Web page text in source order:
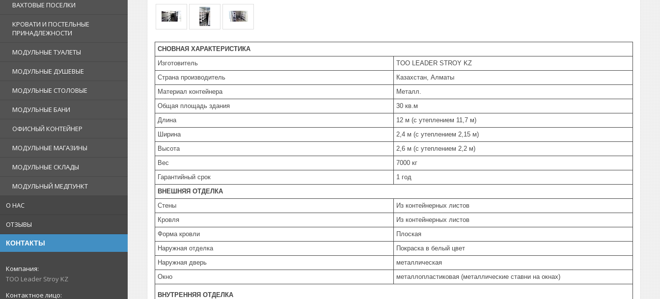
ВАХТОВЫЕ ПОСЕЛКИ
КРОВАТИ И ПОСТЕЛЬНЫЕ
ПРИНАДЛЕЖНОСТИ
МОДУЛЬНЫЕ ТУАЛЕТЫ
МОДУЛЬНЫЕ ДУШЕВЫЕ
МОДУЛЬНЫЕ СТОЛОВЫЕ
МОДУЛЬНЫЕ БАНИ
ОФИСНЫЙ КОНТЕЙНЕР
МОДУЛЬНЫЕ МАГАЗИНЫ
МОДУЛЬНЫЕ СКЛАДЫ
МОДУЛЬНЫЙ МЕДПУНКТ
О НАС
ОТЗЫВЫ
КОНТАКТЫ
TOO Leader Stroy KZ
СНОВНАЯ ХАРАКТЕРИСТИКА
Изготовитель
TOO LEADER STROY KZ
Страна производитель
Казахстан, Алматы
Материал контейнера
Металл.
Общая площадь здания
30 кв.м
Длина
12 м (с утеплением 11,7 м)
Ширина
2,4 м (с утеплением 2,15 м)
Высота
2,6 м (с утеплением 2,2 м)
Вес
7000 кг
Гарантийный срок
1 год
ВНЕШНЯЯ ОТДЕЛКА
Стены
Из контейнерных листов
Кровля
Из контейнерных листов
Форма кровли
Плоская
Наружная отделка
Покраска в белый цвет
Наружная дверь
металлическая
Окно
металлопластиковая (металлические ставни на окнах)
ВНУТРЕННЯЯ ОТДЕЛКА